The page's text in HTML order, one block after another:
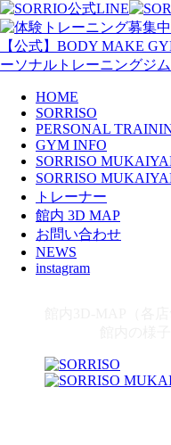
【公式】BODY MAKE
ーソナルトレーニングジ
HOME
SORRISO
PERSONAL
GYM INFO
SORRISO
SORRISO
トレーナー
館内 3D MAP
お問い合わせ
NEWS
instagram